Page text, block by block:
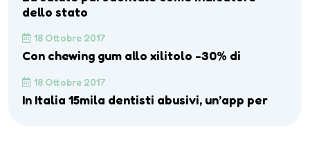
dello stato
18 Ottobre 2017
Con chewing gum allo xilitolo -30% di
18 Ottobre 2017
In Italia 15mila dentisti abusivi, un’app per